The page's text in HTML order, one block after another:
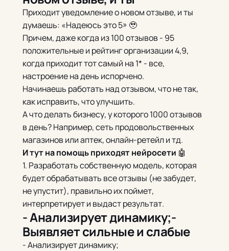
Приходит уведомление о новом отзыве, и ты
думаешь: «Надеюсь это 5» 🥹
Причем, даже когда из 100 отзывов - 95
положительные и рейтинг организации 4,9,
когда приходит тот самый на 1* - все,
настроение на день испорчено.
Начинаешь работать над отзывом, что не так,
как исправить, что улучшить.
А что делать бизнесу, у которого 1000 отзывов
в день? Например, сеть продовольственных
магазинов или аптек, онлайн-ретейл и тд.
И тут на помощь приходят нейросети 🤖
1. Разработать собственную модель, которая
будет обрабатывать все отзывы (не забудет,
не упустит), правильно их поймет,
интерпретирует и выдаст результат.
- Анализирует динамику;-
Выявляет сильные и слабые
- Анализирует динамику;